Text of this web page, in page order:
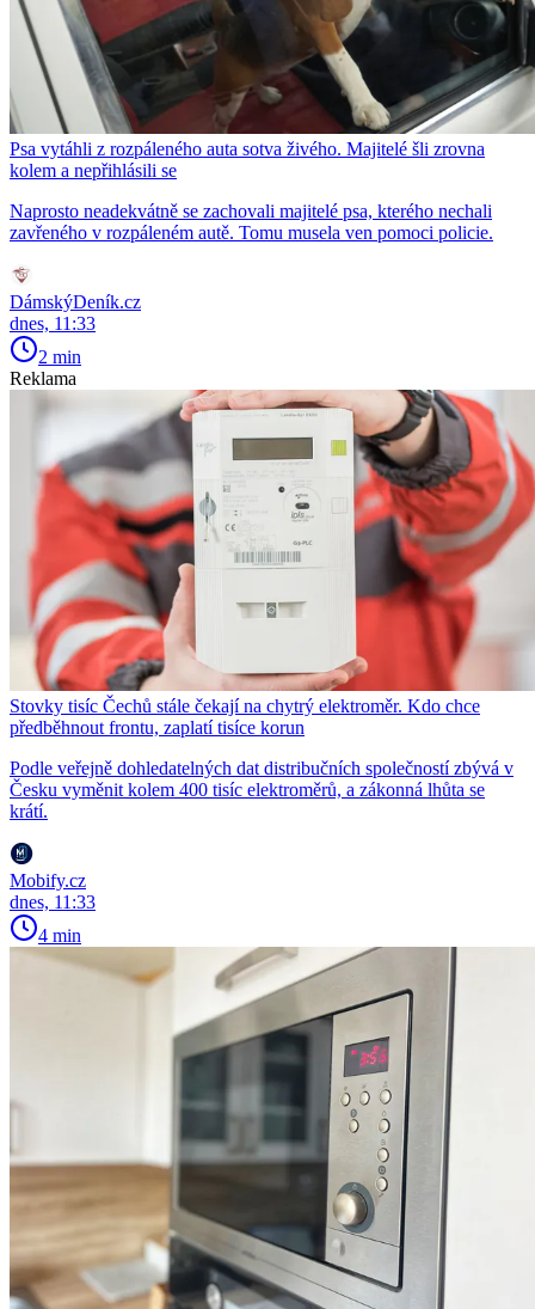
Psa vytáhli z rozpáleného auta sotva živého. Majitelé šli zrovna
kolem a nepřihlásili se
Naprosto neadekvátně se zachovali majitelé psa, kterého nechali
zavřeného v rozpáleném autě. Tomu musela ven pomoci policie.
DámskýDeník.cz
dnes, 11:33
2 min
Reklama
Stovky tisíc Čechů stále čekají na chytrý elektroměr. Kdo chce
předběhnout frontu, zaplatí tisíce korun
Podle veřejně dohledatelných dat distribučních společností zbývá v
Česku vyměnit kolem 400 tisíc elektroměrů, a zákonná lhůta se
krátí.
Mobify.cz
dnes, 11:33
4 min